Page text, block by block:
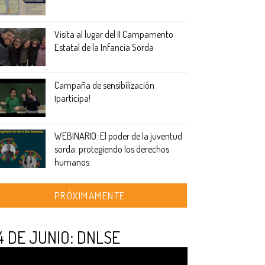
Visita al lugar del II Campamento
Estatal de la Infancia Sorda
Campaña de sensibilización
¡participa!
WEBINARIO: El poder de la juventud
sorda: protegiendo los derechos
humanos
PRÓXIMAMENTE
DE JUNIO: DNLSE